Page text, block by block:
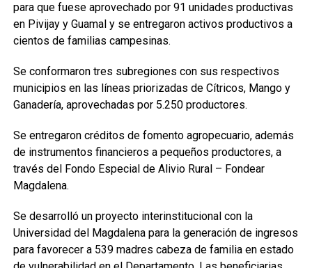
para que fuese aprovechado por 91 unidades productivas
en Pivijay y Guamal y se entregaron activos productivos a
cientos de familias campesinas.
Se conformaron tres subregiones con sus respectivos
municipios en las líneas priorizadas de Cítricos, Mango y
Ganadería, aprovechadas por 5.250 productores.
Se entregaron créditos de fomento agropecuario, además
de instrumentos financieros a pequeños productores, a
través del Fondo Especial de Alivio Rural – Fondear
Magdalena.
Se desarrolló un proyecto interinstitucional con la
Universidad del Magdalena para la generación de ingresos
para favorecer a 539 madres cabeza de familia en estado